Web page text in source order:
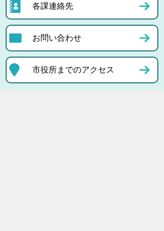
各課連絡先
お問い合わせ
市役所までのアクセス